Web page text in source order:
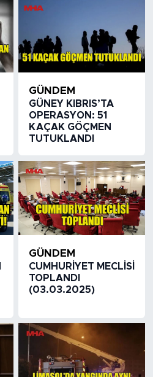
GÜNDEM
GÜNEY KIBRIS’TA
OPERASYON: 51
KAÇAK GÖÇMEN
TUTUKLANDI
GÜNDEM
CUMHURİYET MECLİSİ
TOPLANDI
(03.03.2025)